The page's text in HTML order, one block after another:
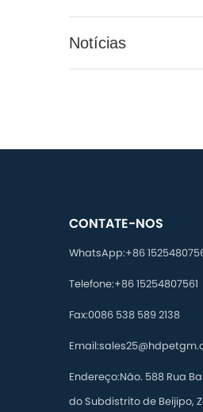
Notícias
CONTATE-NOS
WhatsApp:+86
Telefone:+86 15254807561
Fax:0086 538 589 2138
Email:
Endereço:Não. 588 Rua
do Subdistrito de Beijipo,